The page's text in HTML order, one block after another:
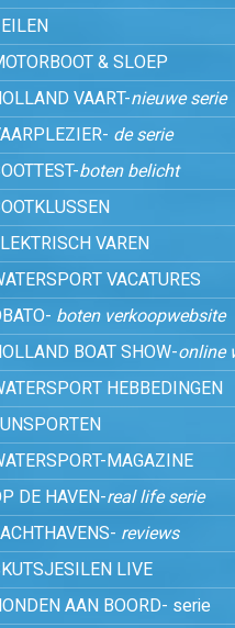
& SLOEP
VAART-nieuwe serie
de serie
boten belicht
VAREN
VACATURES
boten verkoopwebsite
BOAT SHOW-online
HEBBEDINGEN
MAGAZINE
DE HAVEN-real life serie
reviews
LIVE
AAN BOORD- serie